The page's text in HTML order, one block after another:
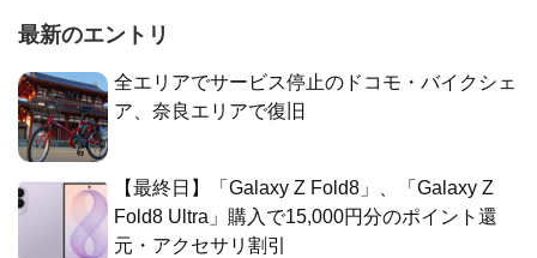
最新のエントリ
全エリアでサービス停止のドコモ・バイクシェ
ア、奈良エリアで復旧
【最終日】「Galaxy Z Fold8」、「Galaxy Z
Fold8 Ultra」購入で15,000円分のポイント還
元・アクセサリ割引